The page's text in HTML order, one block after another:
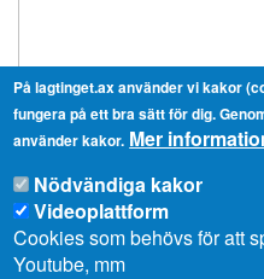
På lagtinget.ax använder vi kakor
fungera på ett bra sätt för dig.
använder kakor. Mer
Nödvändiga kakor
Videoplattform
Cookies som behövs för att
Youtube, mm